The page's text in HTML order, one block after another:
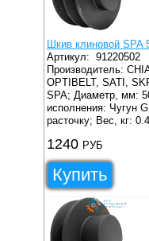
Шкив клиновой SPA
Артикул:91220502
Производитель:
OPTIBELT, SATI,
SPA; Диаметр, мм:
исполнения: Чугун
расточку; Вес, кг:
1240 РУБ
Купить